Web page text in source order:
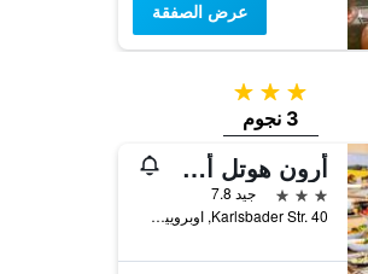
عرض الصفقة
3 نجوم
3 نجوم
أرون هوتل أم فيشتتيلبرج
3 نجوم
جيد 7.8
Karlsbader Str. 40, اوبروييسينثال, سكسونيا, ألمانيا